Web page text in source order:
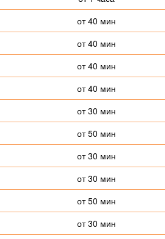
от 40 мин
от 40 мин
от 40 мин
от 40 мин
от 30 мин
от 50 мин
от 30 мин
от 30 мин
от 50 мин
от 30 мин